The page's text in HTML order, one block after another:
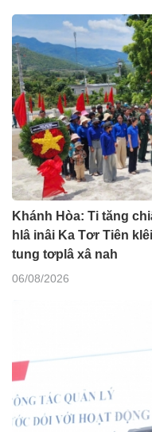
Khánh Hòa: Ti tăng
hlâ inâi Ka Tơr Tiên
tung tơplâ xâ nah
06/08/2026